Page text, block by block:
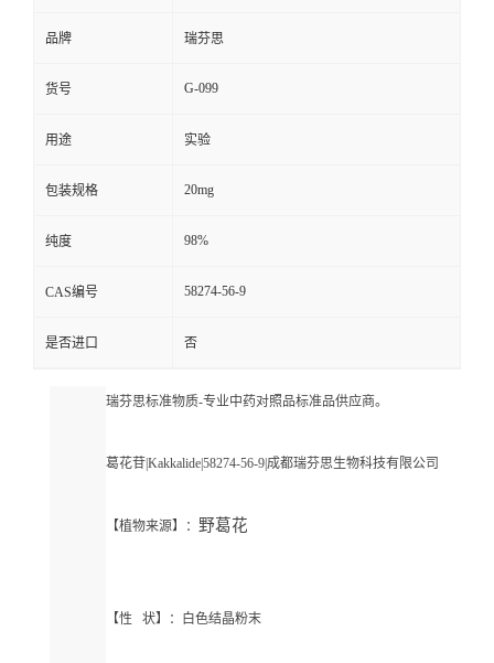
式
品牌 瑞芬思
货号 G-099
用途 实验
包装规格 20mg
纯度 98%
CAS编号 58274-56-9
是否进口 否
瑞芬思标准物质-专业中药对照品标准品供应商。
葛花苷|Kakkalide|58274-56-9|成都瑞芬思生物科技有限公司
【植物来源】： 野葛花
【性 状】：白色结晶粉末